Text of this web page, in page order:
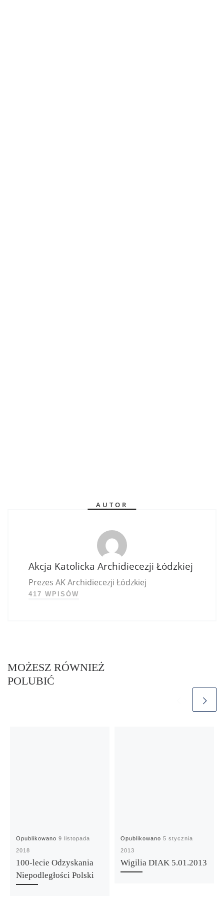
AUTOR
Akcja Katolicka Archidiecezji Łódzkiej
Prezes AK Archidiecezji Łódzkiej
417 WPISÓW
MOŻESZ RÓWNIEŻ
POLUBIĆ
Opublikowano9 listopada
2018
100-lecie Odzyskania
Niepodległości Polski
Opublikowano5 stycznia
2013
Wigilia DIAK 5.01.2013